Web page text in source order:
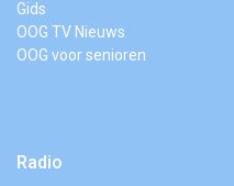
Gids
OOG TV Nieuws
OOG voor senioren
Radio